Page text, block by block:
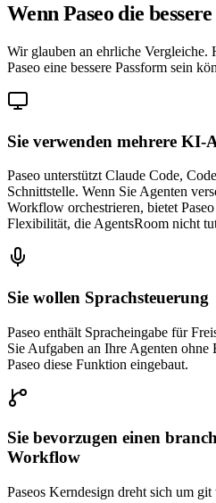
Wenn Paseo die
Wir glauben an ehrliche Vergleiche.
Paseo eine bessere Passform sein
Sie verwenden mehrere KI-
Paseo unterstützt Claude Code,
Schnittstelle. Wenn Sie Agenten
Workflow orchestrieren, bietet
Flexibilität, die AgentsRoom nicht
Sie wollen Sprachsteuerung
Paseo enthält Spracheingabe für
Sie Aufgaben an Ihre Agenten ohne
Paseo diese Funktion eingebaut.
Sie bevorzugen einen
Workflow
Paseos Kerndesign dreht sich um